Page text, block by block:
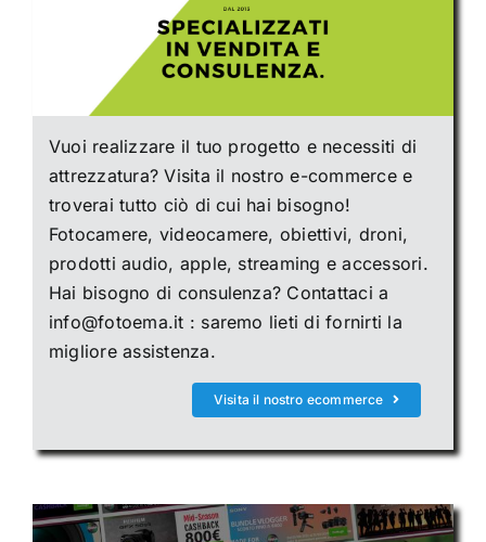
Vuoi realizzare il tuo progetto e necessiti di
attrezzatura? Visita il nostro e-commerce e
troverai tutto ciò di cui hai bisogno!
Fotocamere, videocamere, obiettivi, droni,
prodotti audio, apple, streaming e accessori.
Hai bisogno di consulenza? Contattaci a
info@fotoema.it : saremo lieti di fornirti la
migliore assistenza.
Visita il nostro ecommerce